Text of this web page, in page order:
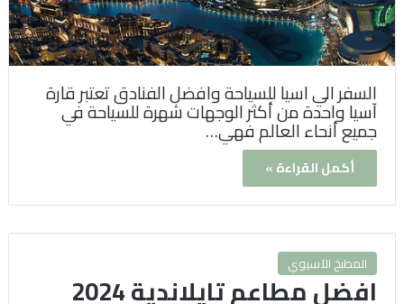
السفر الي اسيا للسياحة وافضل الفنادق تعتبر قارة
آسيا واحدة من أكثر الوجهات شهرة للسياحة في
جميع أنحاء العالم فهي…
أكمل القراءة »
المطبخ الآسيوي
افضل مطاعم تايلاندية 2024